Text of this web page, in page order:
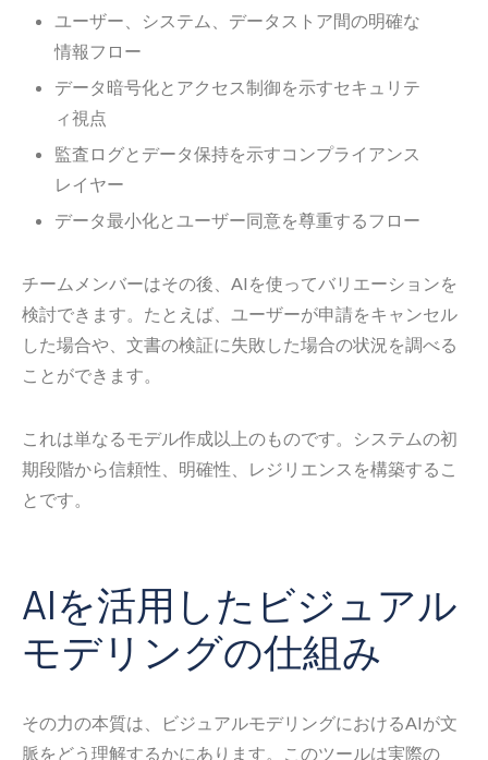
ユーザー、システム、データストア間の明確な
情報フロー
データ暗号化とアクセス制御を示すセキュリテ
ィ視点
監査ログとデータ保持を示すコンプライアンス
レイヤー
データ最小化とユーザー同意を尊重するフロー
チームメンバーはその後、AIを使ってバリエーションを
検討できます。たとえば、ユーザーが申請をキャンセル
した場合や、文書の検証に失敗した場合の状況を調べる
ことができます。
これは単なるモデル作成以上のものです。システムの初
期段階から信頼性、明確性、レジリエンスを構築するこ
とです。
AIを活用したビジュアル
モデリングの仕組み
その力の本質は、ビジュアルモデリングにおけるAIが文
脈をどう理解するかにあります。このツールは実際の